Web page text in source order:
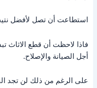
استطاعت أن تصل لأفضل
فاذا لاحظت أن قطع الاثاث
أجل الصيانة والإصلاح.
على الرغم من ذلك لن تجد